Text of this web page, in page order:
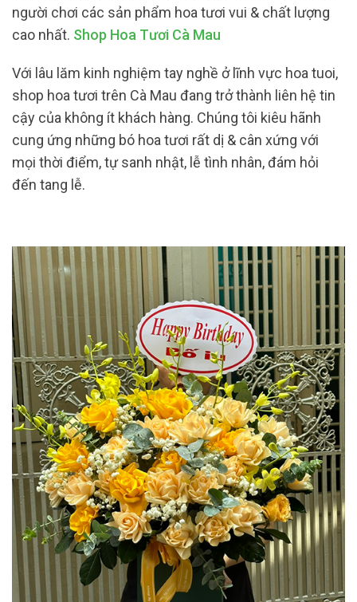
người chơi các sản phẩm hoa tươi vui & chất lượng
cao nhất. Shop Hoa Tươi Cà Mau
Với lâu lăm kinh nghiệm tay nghề ở lĩnh vực hoa tuoi,
shop hoa tươi trên Cà Mau đang trở thành liên hệ tin
cậy của không ít khách hàng. Chúng tôi kiêu hãnh
cung ứng những bó hoa tươi rất dị & cân xứng với
mọi thời điểm, tự sanh nhật, lễ tình nhân, đám hỏi
đến tang lễ.